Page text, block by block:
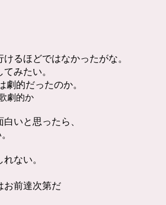
るほどではなかったがな。
みたい。
的だったのか。
劇的か
いと思ったら、
ない。
お前達次第だ